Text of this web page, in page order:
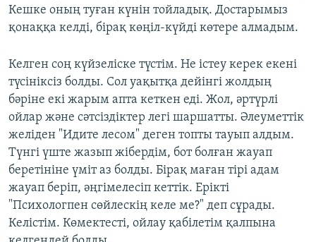
Кешке оның туған күнін тойладық. Достарымыз
қонаққа келді, бірақ көңіл-күйді көтере алмадым.
Келген соң күйзеліске түстім. Не істеу керек екені
түсініксіз болды. Сол уақытқа дейінгі жолдың
бәріне екі жарым апта кеткен еді. Жол, әртүрлі
ойлар және сәтсіздіктер легі шаршатты. Әлеуметтік
желіден "Идите лесом" деген топты тауып алдым.
Түнгі үште жазып жібердім, бот болған жауап
беретініне үміт аз болды. Бірақ маған тірі адам
жауап беріп, әңгімелесіп кеттік. Ерікті
"Психологпен сөйлескің келе ме?" деп сұрады.
Келістім. Көмектесті, ойлау қабілетім қалпына